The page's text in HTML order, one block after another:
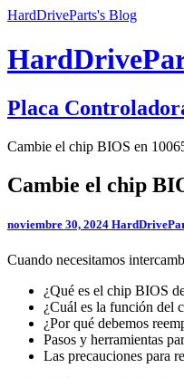
HardDriveParts's Blog
Placa
Cambie el chip BIOS en
Cambie el chip
noviembre 30, 2024
Cuando necesitamos
¿Qué es el chip BIOS
¿Cuál es la función del
¿Por qué debemos
Pasos y herramientas
Las precauciones para